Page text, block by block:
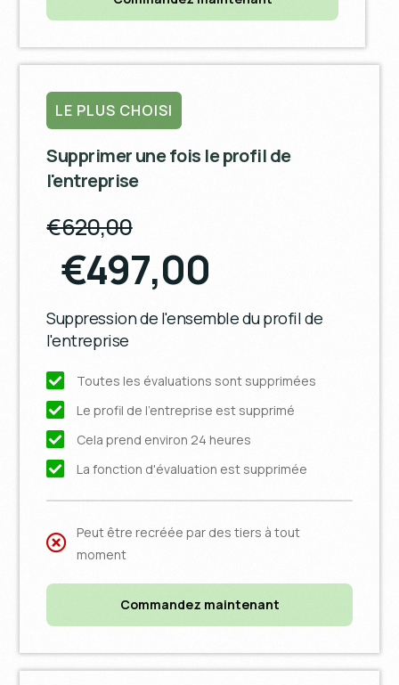
LE PLUS CHOISI
Supprimer une fois le profil de
l'entreprise
€620,00
€497,00
Suppression de l'ensemble du profil de
l'entreprise
Toutes les évaluations sont supprimées
Le profil de l'entreprise est supprimé
Cela prend environ 24 heures
La fonction d'évaluation est supprimée
Peut être recréée par des tiers à tout
moment
Commandez maintenant